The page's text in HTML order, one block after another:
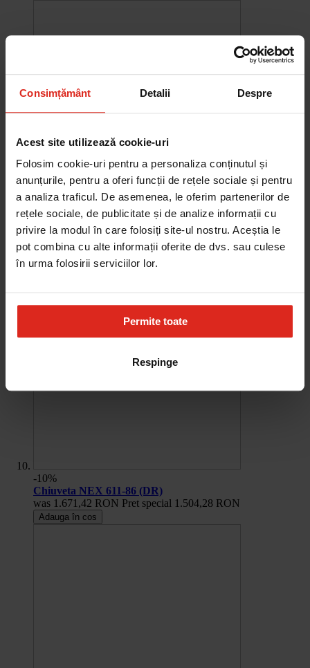
Consimțământ Detalii Despre
Acest site utilizează cookie-uri
Folosim cookie-uri pentru a personaliza conținutul și
anunțurile, pentru a oferi funcții de rețele sociale și pentru
a analiza traficul. De asemenea, le oferim partenerilor de
rețele sociale, de publicitate și de analize informații cu
privire la modul în care folosiți site-ul nostru. Aceștia le
pot combina cu alte informații oferite de dvs. sau culese
în urma folosirii serviciilor lor.
Permite toate
Respinge
-10%
Chiuveta Maris MRG 610-60
2.576,33 RON Pret special 2.318,70 RON
-10%
Chiuveta NEX 611-86 (DR)
was 1.671,42 RON Pret special 1.504,28 RON
Adauga în cos